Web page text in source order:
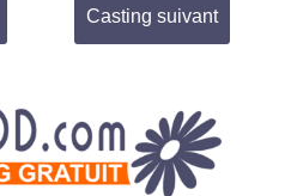
Casting suivant